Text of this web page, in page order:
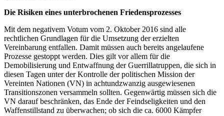
Die Risiken eines unterbrochenen Friedensprozesses
Mit dem negativem Votum vom 2. Oktober 2016 sind alle
rechtlichen Grundlagen für die Umsetzung der erzielten
Vereinbarung entfallen. Damit müssen auch bereits angelaufene
Prozesse gestoppt werden. Dies gilt vor allem für die
Demobilisierung und Entwaffnung der Guerrillatruppen, die sich in
diesen Tagen unter der Kontrolle der politischen Mission der
Vereinten Nationen (VN) in achtundzwanzig ausgewiesenen
Transitionszonen versammeln sollten. Gegenwärtig müssen sich die
VN darauf beschränken, das Ende der Feindseligkeiten und den
Waffenstillstand zu überwachen; ob sich die ca. 6000 Kämpfer